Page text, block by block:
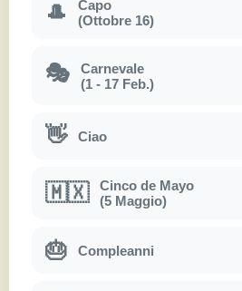
🎩
Capo
(Ottobre 16)
🎭
Carnevale
(1 - 17 Feb.)
👋 Ciao
🇲🇽
Cinco de Mayo
(5 Maggio)
🎂 Compleanni